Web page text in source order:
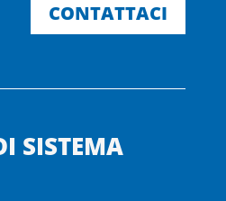
CONTATTACI
SISTEMA